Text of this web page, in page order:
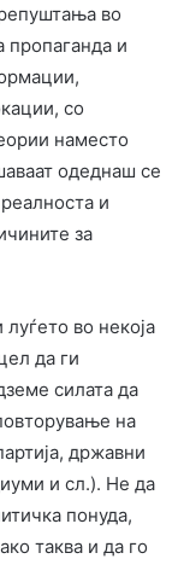
во
пропаганда и
со
наместо
одеднаш се
и
за
во некоја
да ги
силата да
на
државни
и сл.). Не да
понуда,
таква и да го